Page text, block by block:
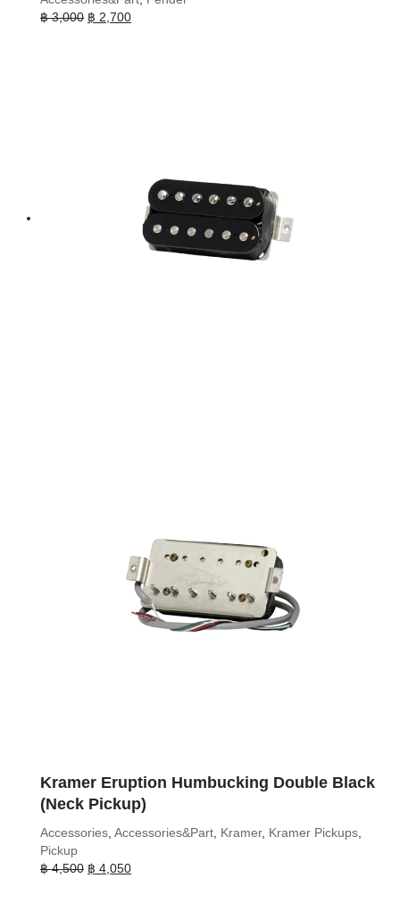
฿3,000 Original
฿ 2,700Current
Kramer Eruption Humbucking Double Black
(Neck Pickup)
Accessories Accessories&Part Kramer, Kramer Pickups
Pickup
฿4,500 Original
฿ 4,050Current